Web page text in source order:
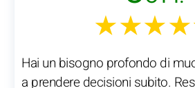
Hai un bisogno profondo di
a prendere decisioni subito.